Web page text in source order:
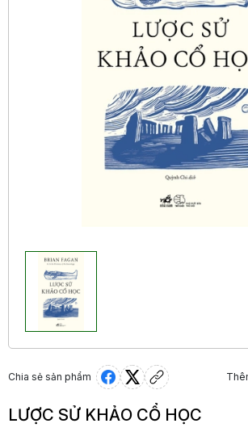
Chia sẻ sản phẩm
LƯỢC SỬ KHẢO CỔ HỌC